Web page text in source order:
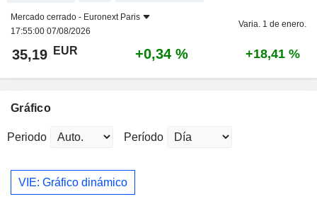
Mercado cerrado - Euronext Paris
17:55:00 07/08/2026
Varia. 1 de enero.
35,19 EUR +0,34 % +18,41 %
Gráfico
Periodo Período
VIE: Gráfico dinámico